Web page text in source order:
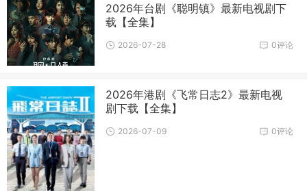
2026年台剧《聪明镇》最新电视剧下
载【全集】
0评论
2026-07-28
2026年港剧《飞常日志2》最新电视
剧下载【全集】
0评论
2026-07-09